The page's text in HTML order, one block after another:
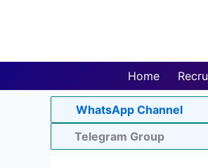
Home
WhatsApp Channel
Telegram Group